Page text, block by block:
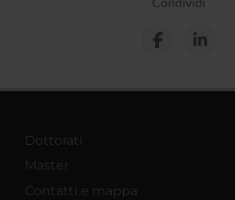
Dottorati
Master
Contatti e mappa